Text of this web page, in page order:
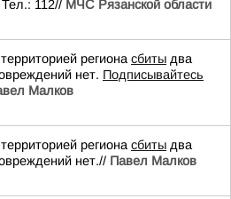
112// МЧС Рязанской области
региона сбиты два
нет. Подписывайтесь
Малков
региона сбиты два
нет.// Павел Малков